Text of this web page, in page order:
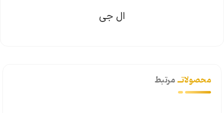
ال جی
محصولاتــمرتبط